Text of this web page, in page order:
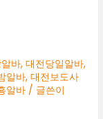
바,대전당일알바,
알바,대전보도사
알바 / 글쓴이